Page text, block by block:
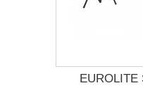
EUROLITE